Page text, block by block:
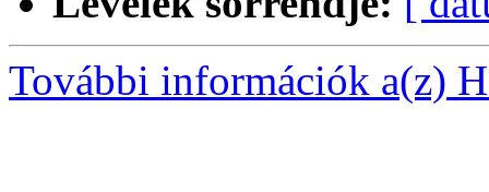
További információk a(z)